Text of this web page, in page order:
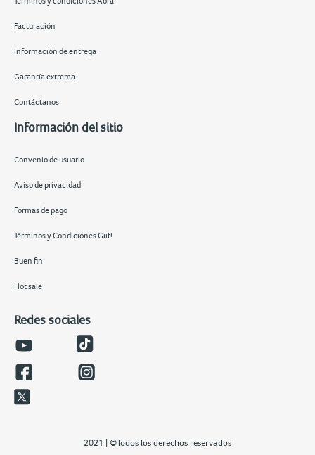
Facturación
Información de entrega
Garantía extrema
Contáctanos
Información del sitio
Convenio de usuario
Aviso de privacidad
Formas de pago
Términos y Condiciones Giit!
Buen fin
Hot sale
Redes sociales
2021 | ©Todos los derechos reservados